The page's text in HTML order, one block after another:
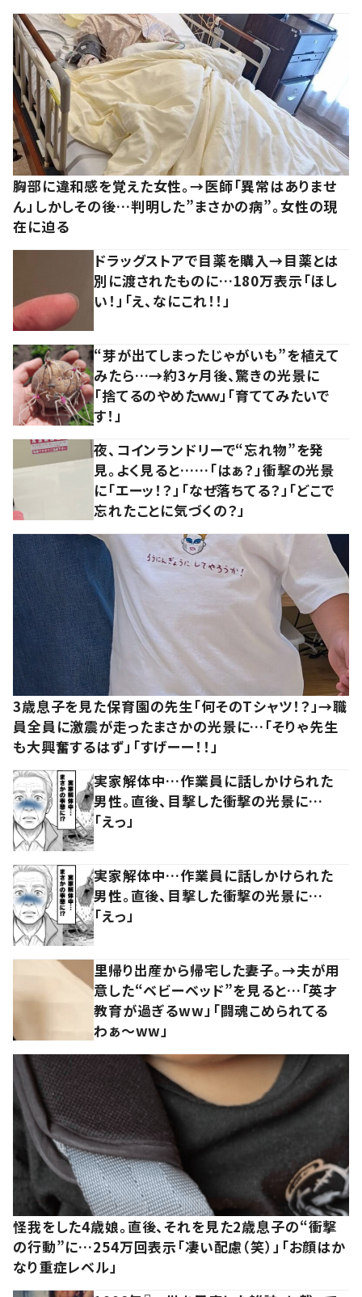
胸部に違和感を覚えた女性。→医師「異常はありませ
ん」しかしその後…判明した”まさかの病”。女性の現
在に迫る
ドラッグストアで目薬を購入→目薬とは
別に渡されたものに…180万表示「ほし
い！」「え、なにこれ！！」
“芽が出てしまったじゃがいも”を植えて
みたら…→約3ヶ月後、驚きの光景に
「捨てるのやめたｗｗ」「育ててみたいで
す！」
夜、コインランドリーで“忘れ物”を発
見。よく見ると……「はぁ？」衝撃の光景
に「エーッ！？」「なぜ落ちてる？」「どこで
忘れたことに気づくの？」
3歳息子を見た保育園の先生「何そのTシャツ！？」→職
員全員に激震が走ったまさかの光景に…「そりゃ先生
も大興奮するはず」「すげーー！！」
実家解体中…作業員に話しかけられた
男性。直後、目撃した衝撃の光景に…
「えっ」
実家解体中…作業員に話しかけられた
男性。直後、目撃した衝撃の光景に…
「えっ」
里帰り出産から帰宅した妻子。→夫が用
意した“ベビーベッド”を見ると…「英才
教育が過ぎるww」「闘魂こめられてる
わぁ～ww」
怪我をした4歳娘。直後、それを見た2歳息子の“衝撃
の行動”に…254万回表示「凄い配慮（笑）」「お顔はか
なり重症レベル」